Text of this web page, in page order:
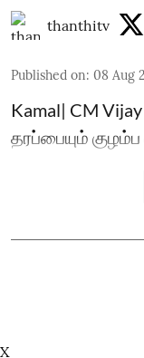
thanthitv
Published on: 08 Aug
Kamal| CM
தரப்பையும் குழம்ப
X